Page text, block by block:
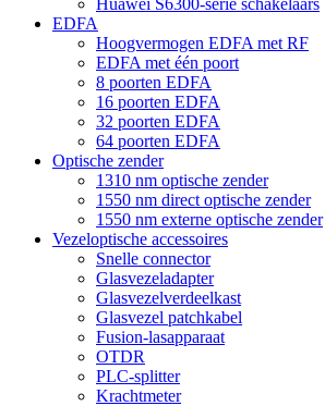
EDFA
Hoogvermogen EDFA met RF
EDFA met één poort
8 poorten EDFA
16 poorten EDFA
32 poorten EDFA
64 poorten EDFA
Optische zender
1310 nm optische zender
1550 nm direct optische zender
1550 nm externe optische zender
Vezeloptische accessoires
Snelle connector
Glasvezeladapter
Glasvezelverdeelkast
Glasvezel patchkabel
Fusion-lasapparaat
OTDR
PLC-splitter
Krachtmeter